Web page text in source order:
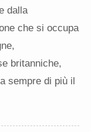
dalla
che si occupa
britanniche,
sempre di più il